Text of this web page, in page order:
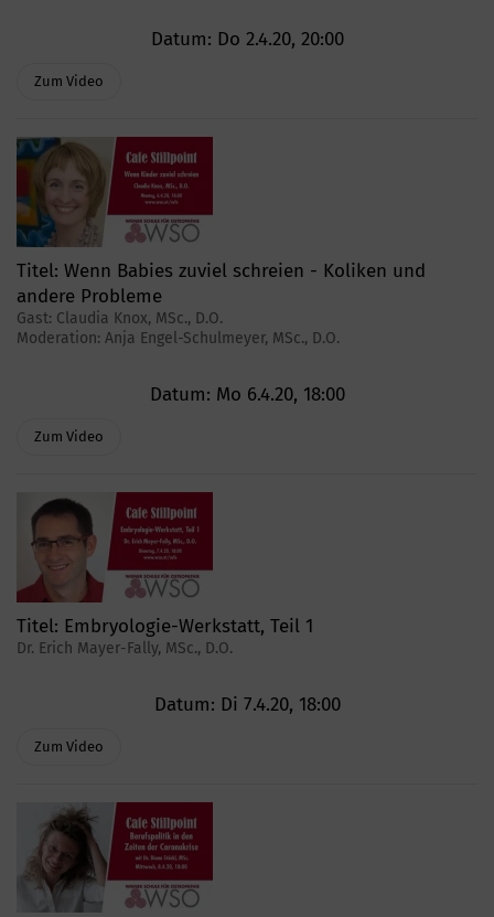
Datum: Do 2.4.20, 20:00
Zum Video
Titel: Wenn Babies zuviel schreien - Koliken und
andere Probleme
Gast: Claudia Knox, MSc., D.O.
Moderation: Anja Engel-Schulmeyer, MSc., D.O.
Datum: Mo 6.4.20, 18:00
Zum Video
Titel: Embryologie-Werkstatt, Teil 1
Dr. Erich Mayer-Fally, MSc., D.O.
Datum: Di 7.4.20, 18:00
Zum Video